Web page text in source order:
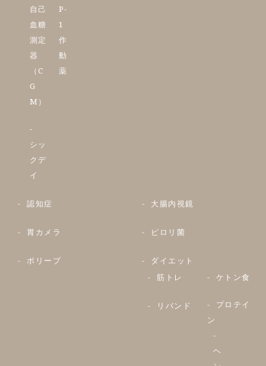
自己
血糖
測定
器
（C
G
M）
P-
1
作
動
薬
シッ
クデ
イ
認知症 大腸内視鏡
胃カメラ ピロリ菌
ポリープ
ダイエット
筋トレ
ケトン食
リバンド
プロテイ
ン
ヘ